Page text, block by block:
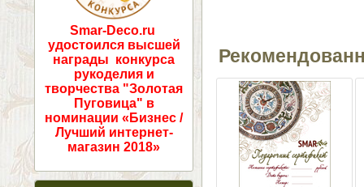
Smar-Deco.ru
удостоился высшей
награды конкурса
рукоделия и
творчества "Золотая
Пуговица" в
номинации «Бизнес /
Лучший интернет-
магазин 2018»